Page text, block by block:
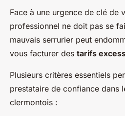
Face à une urgence de clé de
professionnel ne doit pas se
mauvais serrurier peut
vous facturer des tarifs
Plusieurs critères essentiels
prestataire de confiance dans
clermontois :